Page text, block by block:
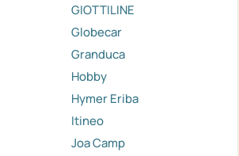
GIOTTILINE
Globecar
Granduca
Hobby
Hymer Eriba
Itineo
Joa Camp